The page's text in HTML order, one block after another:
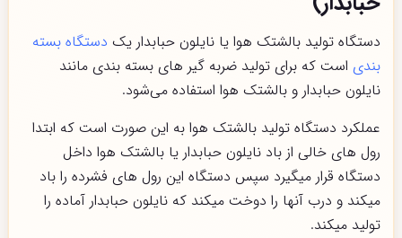
دستگاه تولید بالشتک هوا یا نایلون حبابدار یک دستگاه بسته
بندی است که برای تولید ضربه گیر های بسته بندی مانند
نایلون حبابدار و بالشتک هوا استفاده می‌شود.
عملکرد دستگاه تولید بالشتک هوا به این صورت است که ابتدا
رول های خالی از باد نایلون حبابدار یا بالشتک هوا داخل
دستگاه قرار میگیرد سپس دستگاه این رول های فشرده را باد
میکند و درب آنها را دوخت میکند که نایلون حبابدار آماده را
تولید میکند.